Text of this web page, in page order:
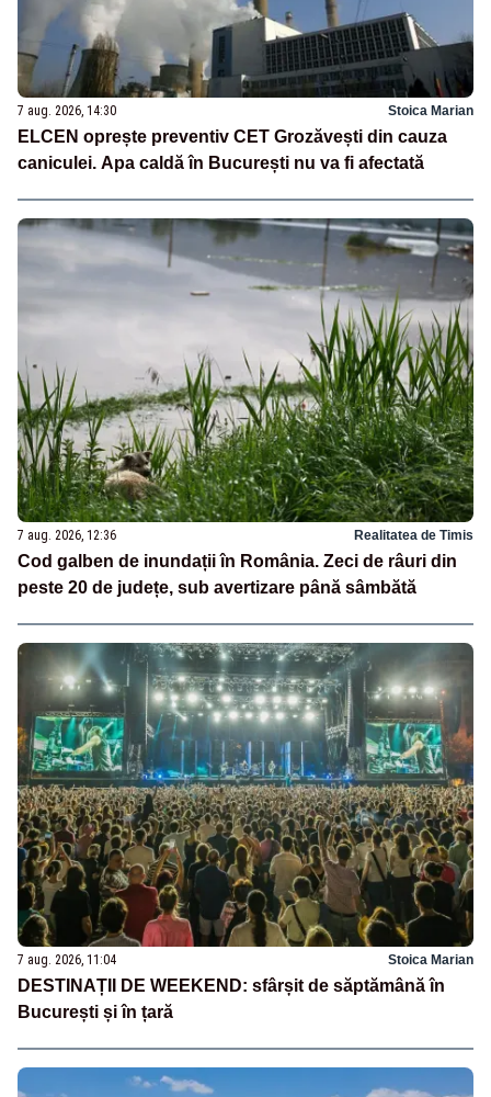
7 aug. 2026, 14:30 Stoica Marian
ELCEN oprește preventiv CET Grozăvești din cauza
caniculei. Apa caldă în București nu va fi afectată
7 aug. 2026, 12:36 Realitatea de Timis
Cod galben de inundații în România. Zeci de râuri din
peste 20 de județe, sub avertizare până sâmbătă
7 aug. 2026, 11:04 Stoica Marian
DESTINAȚII DE WEEKEND: sfârșit de săptămână în
București și în țară